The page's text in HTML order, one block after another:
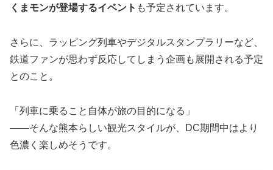
くまモンが登場するイベント も予定されています。
さらに、ラッピング列車やデジタルスタンプラリーなど、
鉄道ファンが思わず反応してしまう企画も展開される予定
とのこと。
「列車に乗ること自体が旅の目的になる」
――そんな熊本らしい観光スタイルが、DC期間中はより
色濃く楽しめそうです。